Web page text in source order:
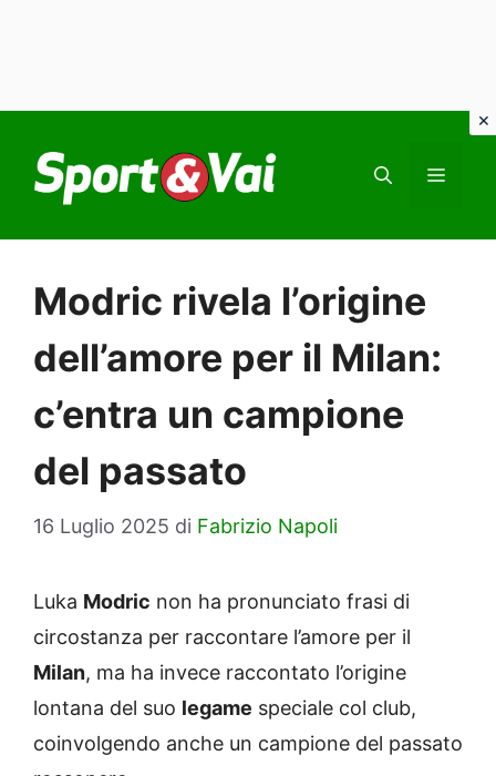
contenuto
Modric rivela l’origine
dell’amore per il Milan:
c’entra un campione
del passato
16 Luglio 2025 di Fabrizio Napoli
Luka Modric non ha pronunciato frasi di
circostanza per raccontare l’amore per il
Milan, ma ha invece raccontato l’origine
lontana del suo legame speciale col club,
coinvolgendo anche un campione del passato